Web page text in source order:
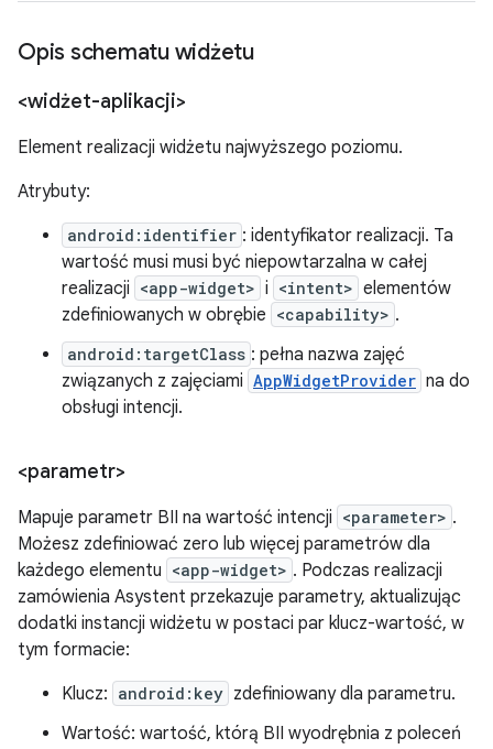
Opis schematu widżetu
<widżet-aplikacji>
Element realizacji widżetu najwyższego poziomu.
Atrybuty:
android:identifier : identyfikator realizacji. Ta
wartość musi musi być niepowtarzalna w całej
realizacji <app-widget> i <intent> elementów
zdefiniowanych w obrębie <capability> .
android:targetClass : pełna nazwa zajęć
związanych z zajęciami AppWidgetProvider na do
obsługi intencji.
<parametr>
Mapuje parametr BII na wartość intencji <parameter> .
Możesz zdefiniować zero lub więcej parametrów dla
każdego elementu <app-widget> . Podczas realizacji
zamówienia Asystent przekazuje parametry, aktualizując
dodatki instancji widżetu w postaci par klucz-wartość, w
tym formacie:
Klucz: android:key zdefiniowany dla parametru.
Wartość: wartość, którą BII wyodrębnia z poleceń